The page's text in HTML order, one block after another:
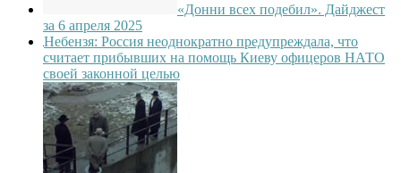
«Донни всех подебил». Дайджест
за 6 апреля 2025
Небензя: Россия неоднократно предупреждала, что
считает прибывших на помощь Киеву офицеров НАТО
своей законной целью